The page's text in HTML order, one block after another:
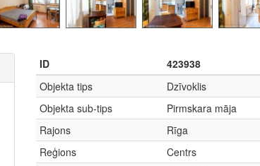
ID
423938
Objekta tips
Dzīvoklis
Objekta sub-tips
Pirmskara māja
Rajons
Rīga
Reģions
Centrs